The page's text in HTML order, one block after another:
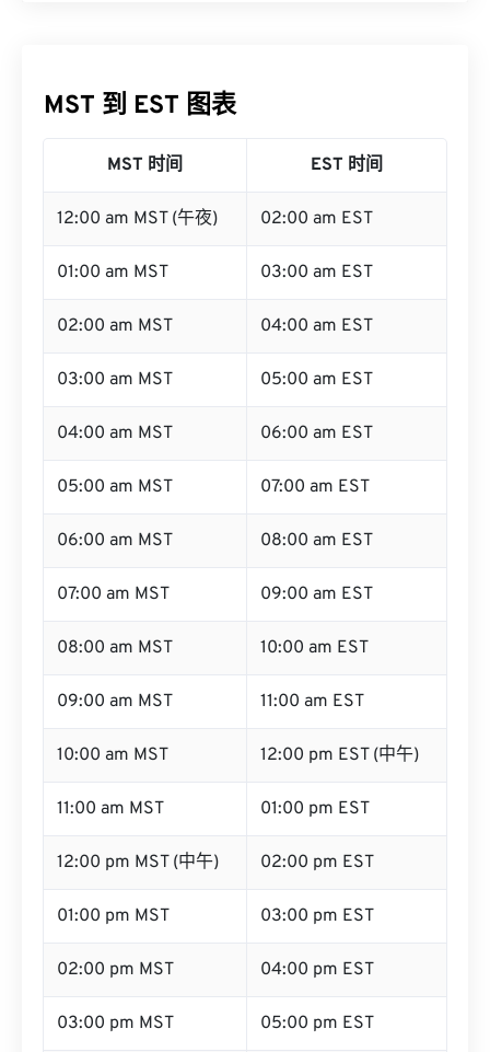
MST 到 EST 图表
MST 时间 EST 时间
12:00 am MST (午夜) 02:00 am EST
01:00 am MST 03:00 am EST
02:00 am MST 04:00 am EST
03:00 am MST 05:00 am EST
04:00 am MST 06:00 am EST
05:00 am MST 07:00 am EST
06:00 am MST 08:00 am EST
07:00 am MST 09:00 am EST
08:00 am MST 10:00 am EST
09:00 am MST 11:00 am EST
10:00 am MST 12:00 pm EST (中午)
11:00 am MST 01:00 pm EST
12:00 pm MST (中午) 02:00 pm EST
01:00 pm MST 03:00 pm EST
02:00 pm MST 04:00 pm EST
03:00 pm MST 05:00 pm EST